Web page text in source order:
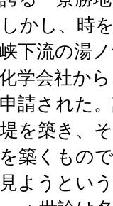
かし、時
下流の湯
学会社か
請された
を築き、
築くもの
ようとい